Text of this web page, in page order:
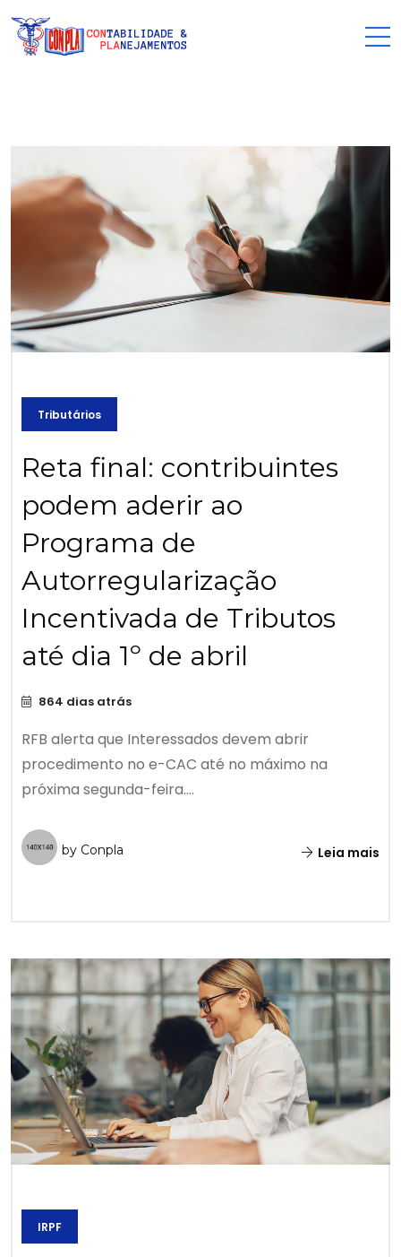
Tributários
Reta final: contribuintes
podem aderir ao
Programa de
Autorregularização
Incentivada de Tributos
até dia 1º de abril
864 dias atrás
RFB alerta que Interessados devem abrir
procedimento no e-CAC até no máximo na
próxima segunda-feira....
by Conpla Leia mais
IRPF